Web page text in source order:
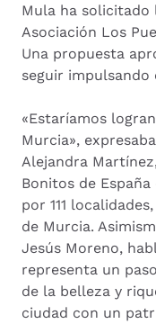
Mula ha solicitado
Asociación Los
Una propuesta
seguir impulsando
«Estaríamos
Murcia»,
Alejandra
Bonitos de
por 111
de Murcia.
Jesús Moreno,
representa un
de la belleza y
ciudad con un